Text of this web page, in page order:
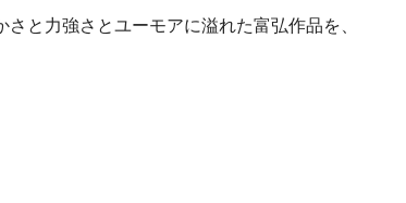
と力強さとユーモアに溢れた富弘作品を、